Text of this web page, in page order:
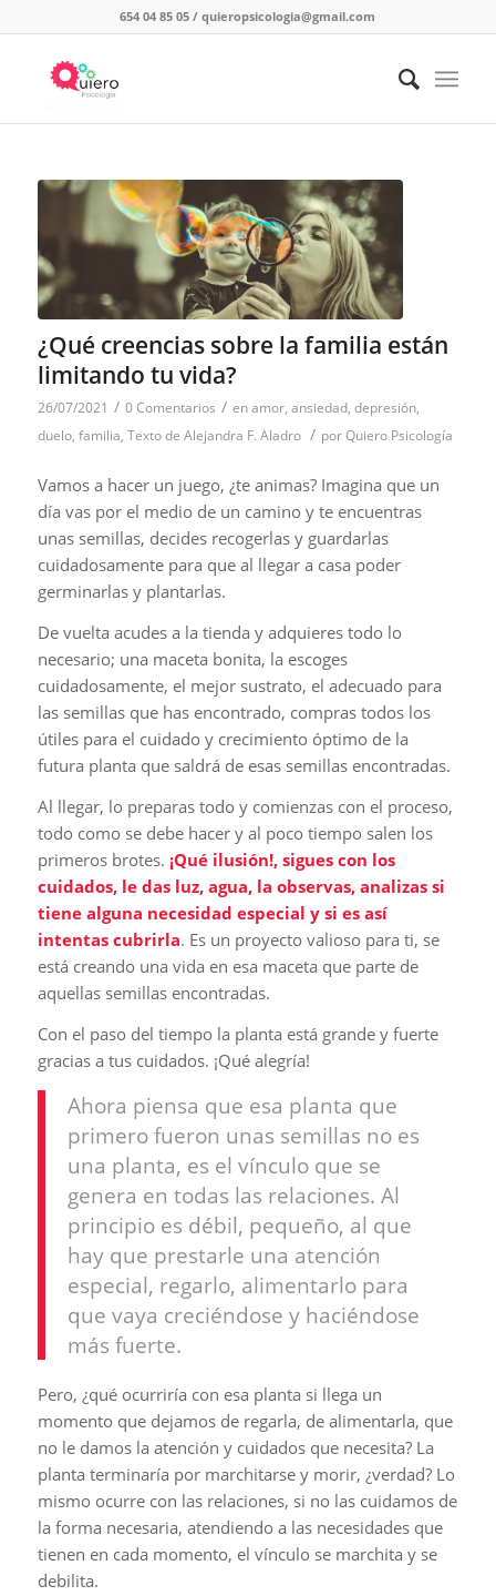
654 04 85 05 /quieropsicologia@gmail.com
¿Qué creencias sobre la familia están
limitando tu vida?
26/07/2021 / 0 Comentarios / enamor, ansiedad, depresión,
duelo, familia, Texto de Alejandra F. Aladro / porQuiero Psicología
Vamos a hacer un juego, ¿te animas? Imagina que un
día vas por el medio de un camino y te encuentras
unas semillas, decides recogerlas y guardarlas
cuidadosamente para que al llegar a casa poder
germinarlas y plantarlas.
De vuelta acudes a la tienda y adquieres todo lo
necesario; una maceta bonita, la escoges
cuidadosamente, el mejor sustrato, el adecuado para
las semillas que has encontrado, compras todos los
útiles para el cuidado y crecimiento óptimo de la
futura planta que saldrá de esas semillas encontradas.
Al llegar, lo preparas todo y comienzas con el proceso,
todo como se debe hacer y al poco tiempo salen los
primeros brotes. ¡Qué ilusión!, sigues con los
cuidados, le das luz, agua, la observas, analizas si
tiene alguna necesidad especial y si es así
intentas cubrirla. Es un proyecto valioso para ti, se
está creando una vida en esa maceta que parte de
aquellas semillas encontradas.
Con el paso del tiempo la planta está grande y fuerte
gracias a tus cuidados. ¡Qué alegría!
Ahora piensa que esa planta que
primero fueron unas semillas no es
una planta, es el vínculo que se
genera en todas las relaciones. Al
principio es débil, pequeño, al que
hay que prestarle una atención
especial, regarlo, alimentarlo para
que vaya creciéndose y haciéndose
más fuerte.
Pero, ¿qué ocurriría con esa planta si llega un
momento que dejamos de regarla, de alimentarla, que
no le damos la atención y cuidados que necesita? La
planta terminaría por marchitarse y morir, ¿verdad? Lo
mismo ocurre con las relaciones, si no las cuidamos de
la forma necesaria, atendiendo a las necesidades que
tienen en cada momento, el vínculo se marchita y se
debilita.